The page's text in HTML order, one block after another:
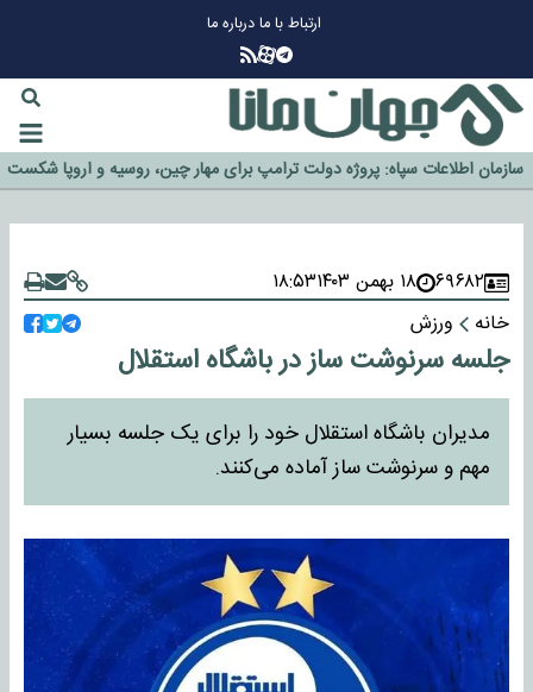
ارتباط با مادرباره ما
گزینه جدایی اوسمار روی میز مدیران پرسپولیس
آیا رئیس جمهور آمریکا قانون را دور می‌زند؟
اخراج رسمی چهره نامدار از پرسپولیس
سازمان اطلاعات سپاه: پروژه دولت ترامپ برای مهار چین، روسیه و اروپا شکست
خورد
۶۹۶۸۲ ۱۸ بهمن ۱۴۰۳
۱۸:۵۳
خانه
ورزش
جلسه سرنوشت ساز در باشگاه استقلال
مدیران باشگاه استقلال خود را برای یک جلسه بسیار
مهم و سرنوشت ساز آماده می‌کنند.